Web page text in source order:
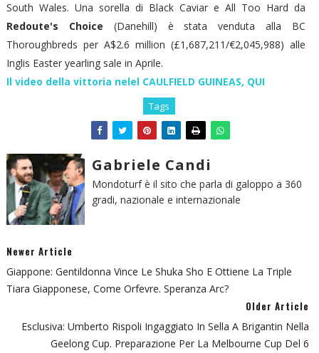
South Wales. Una sorella di Black Caviar e All Too Hard da
Redoute's Choice (Danehill) è stata venduta alla BC
Thoroughbreds per A$2.6 million (£1,687,211/€2,045,988) alle
Inglis Easter yearling sale in Aprile.
Il video della vittoria nelel CAULFIELD GUINEAS, QUI
Tags
Gabriele Candi
Mondoturf è il sito che parla di galoppo a 360
gradi, nazionale e internazionale
Newer Article
Giappone: Gentildonna Vince Le Shuka Sho E Ottiene La Triple
Tiara Giapponese, Come Orfevre. Speranza Arc?
Older Article
Esclusiva: Umberto Rispoli Ingaggiato In Sella A Brigantin Nella
Geelong Cup. Preparazione Per La Melbourne Cup Del 6